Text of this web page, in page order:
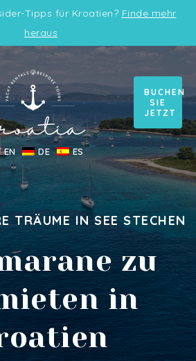
Tipps für Kroatien? Finde mehr
heraus
EN DE ES
BUCHEN
SIE
JETZT
TRÄUME IN SEE STECHEN
zu
in